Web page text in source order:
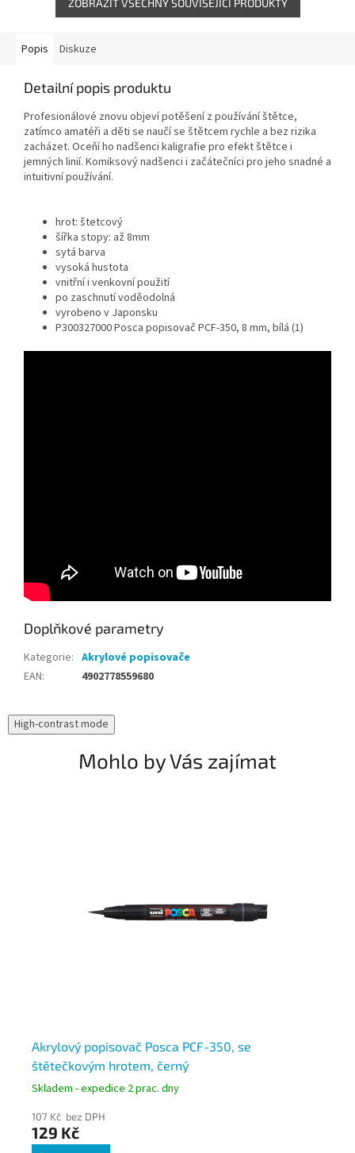
Popis Diskuze
Detailní popis produktu
Profesionálové znovu objeví potěšení z používání štětce,
zatímco amatéři a děti se naučí se štětcem rychle a bez rizika
zacházet. Oceňí ho nadšenci kaligrafie pro efekt štětce i
jemných linií. Komiksový nadšenci i začátečníci pro jeho snadné a
intuitivní používání.
hrot: štetcový
šířka stopy: až 8mm
sytá barva
vysoká hustota
vnitřní i venkovní použití
po zaschnutí voděodolná
vyrobeno v Japonsku
P300327000 Posca popisovač PCF-350, 8 mm, bílá (1)
Doplňkové parametry
Kategorie: Akrylové popisovače
EAN: 4902778559680
High-contrast mode
Mohlo by Vás zajímat
Akrylový popisovač Posca PCF-350, se
štětečkovým hrotem, černý
Skladem - expedice 2 prac. dny
107 Kč bez DPH
129 Kč